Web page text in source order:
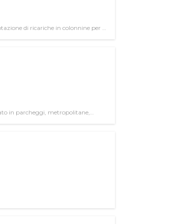
di ricariche in colonnine per il
in parcheggi, metropolitane,